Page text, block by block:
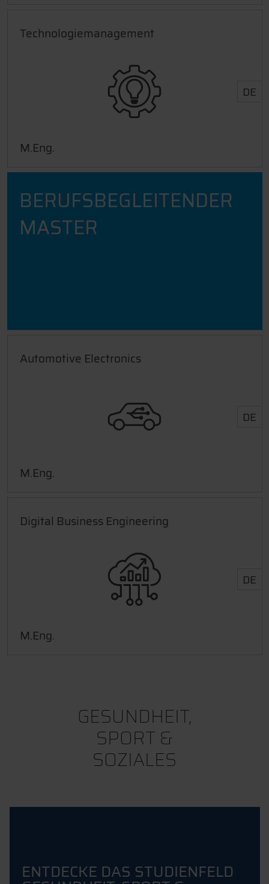
Technologiemanagement
DE
M.Eng.
BERUFSBEGLEITENDER
MASTER
Automotive Electronics
DE
M.Eng.
Digital Business Engineering
DE
M.Eng.
GESUNDHEIT,
SPORT &
SOZIALES
ENTDECKE DAS STUDIENFELD